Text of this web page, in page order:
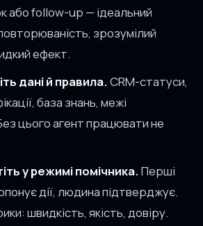
або follow-up — ідеальний
зрозумілий
ефект.
дані й правила.CRM-статуси,
база знань, межі
цього агент працювати не
у режимі помічника.Перші
дії, людина підтверджує.
швидкість, якість, довіру.